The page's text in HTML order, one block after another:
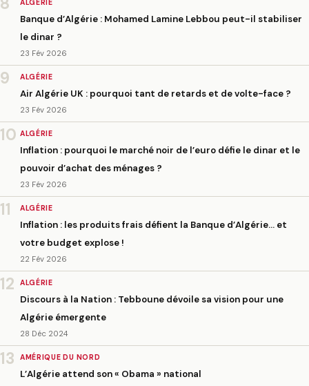
ALGÉRIE
Banque d’Algérie : Mohamed Lamine Lebbou peut-il stabiliser
le dinar ?
23 Fév 2026
9 ALGÉRIE
Air Algérie UK : pourquoi tant de retards et de volte-face ?
23 Fév 2026
10 ALGÉRIE
Inflation : pourquoi le marché noir de l’euro défie le dinar et le
pouvoir d’achat des ménages ?
23 Fév 2026
11 ALGÉRIE
Inflation : les produits frais défient la Banque d’Algérie… et
votre budget explose !
22 Fév 2026
12 ALGÉRIE
Discours à la Nation : Tebboune dévoile sa vision pour une
Algérie émergente
28 Déc 2024
13 AMÉRIQUE DU NORD
L’Algérie attend son « Obama » national